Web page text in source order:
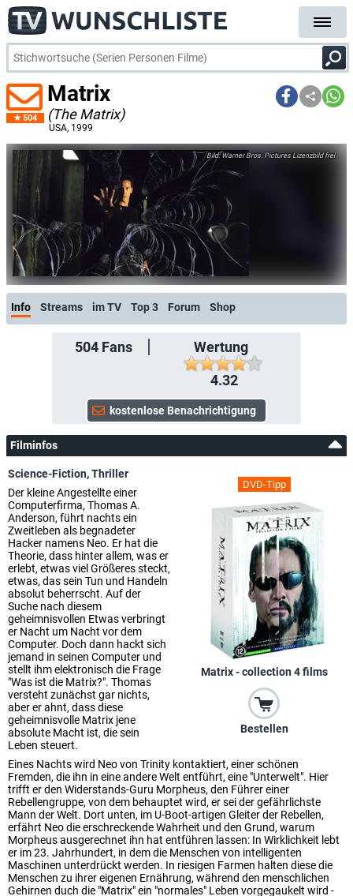
504
Matrix
(The Matrix)
USA, 1999
Warner Bros. Pictures Lizenzbild frei
Info Streams im TV Top 3 Forum Shop
504Fans
Wertung
4.32
Filminfos
DVD-Tipp
Matrix - collection 4 films
Bestellen
Science-Fiction,Thriller
Der kleine Angestellte einer
Computerfirma, Thomas A.
Anderson, führt nachts ein
Zweitleben als begnadeter
Hacker namens Neo. Er hat die
Theorie, dass hinter allem, was er
erlebt, etwas viel Größeres steckt,
etwas, das sein Tun und Handeln
absolut beherrscht. Auf der
Suche nach diesem
geheimnisvollen Etwas verbringt
er Nacht um Nacht vor dem
Computer. Doch dann hackt sich
jemand in seinen Computer und
stellt ihm elektronisch die Frage
"Was ist die Matrix?". Thomas
versteht zunächst gar nichts,
aber er ahnt, dass diese
geheimnisvolle Matrix jene
absolute Macht ist, die sein
Leben steuert.
Eines Nachts wird Neo von Trinity kontaktiert, einer schönen
Fremden, die ihn in eine andere Welt entführt, eine "Unterwelt". Hier
trifft er den Widerstands-Guru Morpheus, den Führer einer
Rebellengruppe, von dem behauptet wird, er sei der gefährlichste
Mann der Welt. Dort unten, im U-Boot-artigen Gleiter der Rebellen,
erfährt Neo die erschreckende Wahrheit und den Grund, warum
Morpheus ausgerechnet ihn hat entführen lassen: In Wirklichkeit lebt
er im 23. Jahrhundert, in dem die Menschen von intelligenten
Maschinen unterdrückt werden. In riesigen Farmen halten diese die
Menschen zu ihrer eigenen Ernährung, während den menschlichen
Gehirnen duch die "Matrix" ein "normales" Leben vorgegaukelt wird -